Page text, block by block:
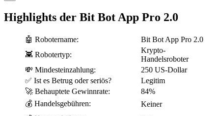
Highlights der Bit Bot App Pro 2.0
🤖 Robotername:
Bit Bot App Pro 2.0
👾 Robotertyp:
Krypto-
Handelsroboter
💸 Mindesteinzahlung:
250 US-Dollar
✅ Ist es Betrug oder seriös?
Legitim
🚀 Behauptete Gewinnrate:
84%
💰 Handelsgebühren:
Keiner